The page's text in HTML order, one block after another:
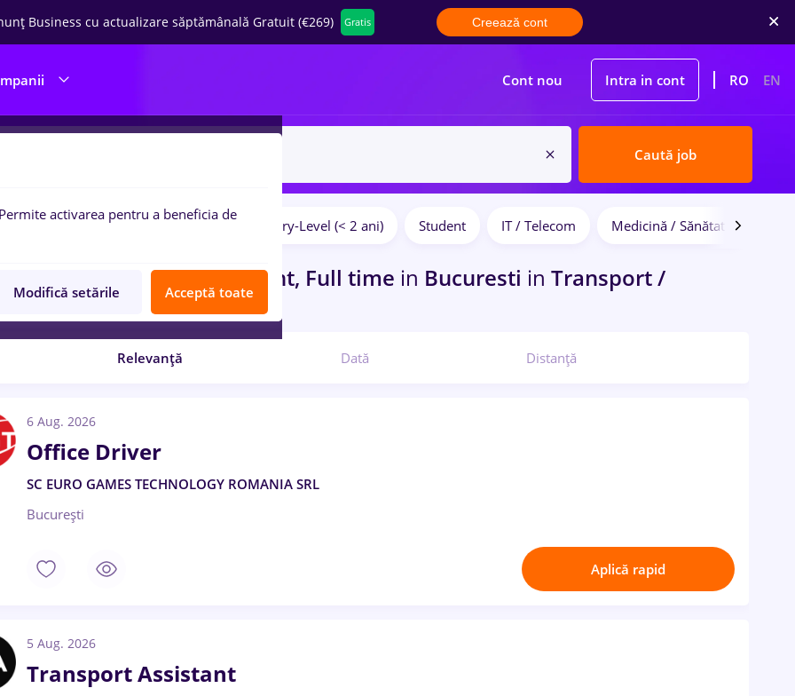
Business cu actualizare săptămânală Gratuit (€269) Gratis Creează cont
Cont nou Intra in cont RO EN
Caută job
Entry-Level (< 2 ani) Student IT / Telecom Medicină / Sănătate
office assistant, Full time in Bucuresti in Transport /
Relevanță Dată Distanță
6 Aug. 2026
Office Driver
SC EURO GAMES TECHNOLOGY ROMANIA SRL
București
Aplică rapid
5 Aug. 2026
Transport Assistant
Permite activarea pentru a beneficia de
Modifică setările Acceptă toate